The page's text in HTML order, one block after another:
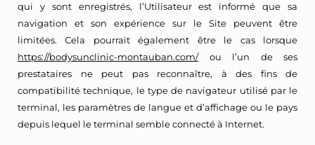
qui y sont enregistrés, l’Utilisateur est informé que sa
navigation et son expérience sur le Site peuvent être
limitées. Cela pourrait également être le cas lorsque
https://bodysunclinic-montauban.com/ou l’un de ses
prestataires ne peut pas reconnaître, à des fins de
compatibilité technique, le type de navigateur utilisé par le
terminal, les paramètres de langue et d’affichage ou le pays
depuis lequel le terminal semble connecté à Internet.